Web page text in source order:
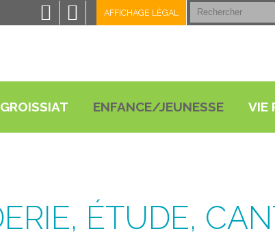
AFFICHAGE LÉGAL
ENFANCE/JEUNESSE VIE
ÉTUDE,